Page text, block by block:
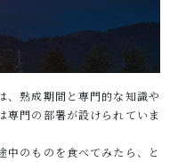
、熟成期間と専門的な知識や
専門の部署が設けられていま
のものを食べてみたら、と